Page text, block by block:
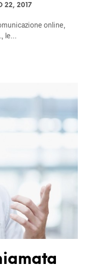
22, 2017
online,
le…